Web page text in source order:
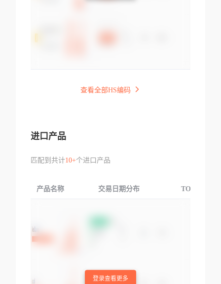
查看全部HS编码
进口产品
匹配到共计10+个进口产品
产品名称 交易日期分布 TOP3交易国
登录查看更多